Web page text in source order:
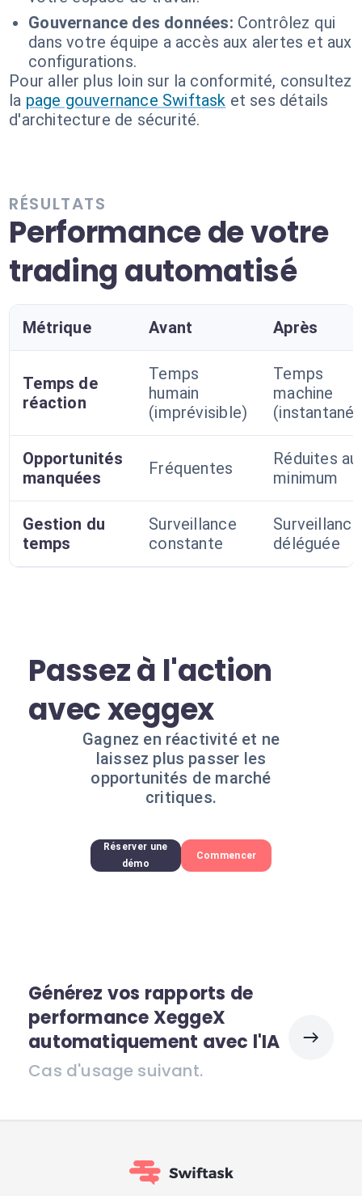
Gouvernance des données: Contrôlez qui
dans votre équipe a accès aux alertes et aux
configurations.
Pour aller plus loin sur la conformité, consultez
la page gouvernance Swiftask et ses détails
d'architecture de sécurité.
RÉSULTATS
Performance de votre
trading automatisé
Métrique Avant Après
Temps de
réaction
Temps
humain
(imprévisible)
Temps
machine
(instantané)
Opportunités
manquées
Fréquentes
Réduites au
minimum
Gestion du
temps
Surveillance
constante
Surveillance
déléguée
Passez à l'action
avec xeggex
Gagnez en réactivité et ne
laissez plus passer les
opportunités de marché
critiques.
Réserver une
démo
Commencer
Générez vos rapports de
performance XeggeX
automatiquement avec l'IA
Cas d'usage suivant.